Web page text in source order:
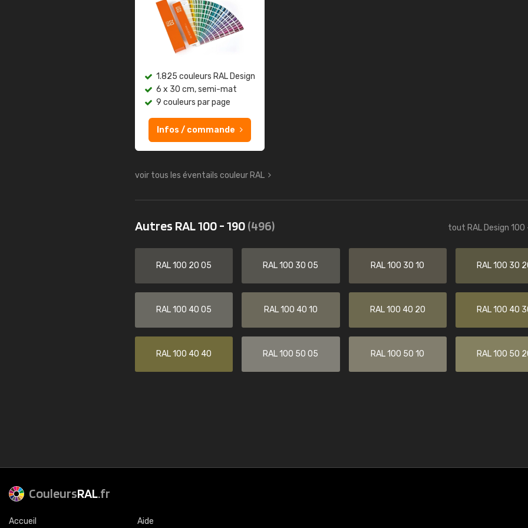
1.825 couleurs RAL Design
6 x 30 cm, semi-mat
9 couleurs par page
Infos / commande
voir tous les éventails couleur RAL
Autres RAL 100 - 190(496) tout RAL Design 100
RAL 100 20 05 RAL 100 30 05 RAL 100 30 10 RAL 100 30
RAL 100 40 05 RAL 100 40 10 RAL 100 40 20 RAL 100 40
RAL 100 40 40 RAL 100 50 05 RAL 100 50 10 RAL 100 50
CouleursRAL.fr
Accueil Aide